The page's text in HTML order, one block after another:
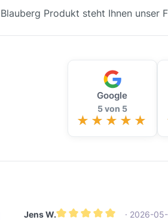
Produkt steht Ihnen unser
Google
5 von 5
Jens W.
· 2026-